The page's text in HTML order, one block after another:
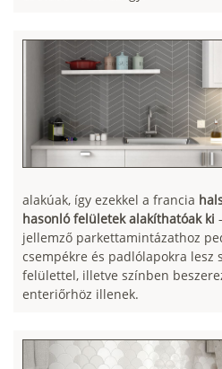
alakúak, így ezekkel a francia
hasonló felületek alakíthatóak ki
jellemző parkettamintázathoz
csempékre és padlólapokra lesz
felülettel, illetve színben
enteriőrhöz illenek.